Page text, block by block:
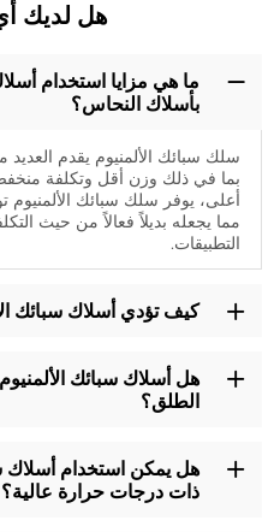
هل لديك
ما هي مزايا استخدام
بأسلاك النحاس؟
سلك سبائك الألمنيوم يقدم العديد
بما في ذلك وزن أقل وتكلفة
أعلى، يوفر سلك سبائك الألمنيوم
مما يجعله بديلاً فعالاً من حيث
التطبيقات.
كيف تؤدي أسلاك سبائك
هل أسلاك سبائك
الطلق؟
هل يمكن استخدام أسلاك
ذات درجات حرارة عالية؟